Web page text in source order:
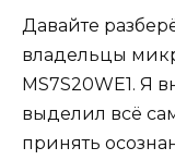
Давайте
владельцы
MS7S20WE1. Я
выделил всё
принять